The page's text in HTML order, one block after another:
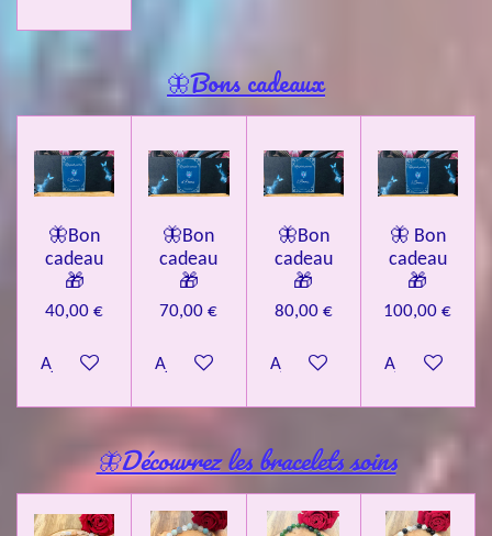
🦋Bons cadeaux
🦋Bon
cadeau
🎁
40,00 €
Ajouter au panier
🦋Bon
cadeau
🎁
70,00 €
Ajouter au panier
🦋Bon
cadeau
🎁
80,00 €
Ajouter au panier
🦋 Bon
cadeau
🎁
100,00 €
Ajouter au
🦋Découvrez les bracelets soins